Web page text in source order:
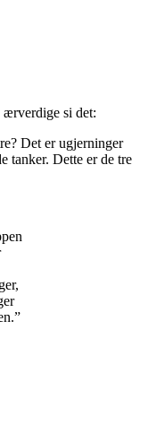
ærverdige si det:
Det er ugjerninger
tanker. Dette er de tre